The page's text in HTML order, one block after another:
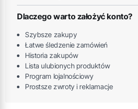
Dlaczego warto założyć konto?
Szybsze zakupy
Łatwe śledzenie zamówień
Historia zakupów
Lista ulubionych produktów
Program lojalnościowy
Prostsze zwroty i reklamacje